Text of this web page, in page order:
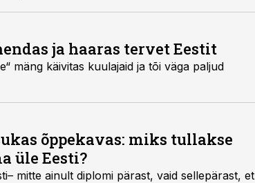
ja haaras tervet Eestit
mäng käivitas kuulajaid ja tõi väga paljud
õppekavas: miks tullakse
üle Eesti?
mitte ainult diplomi pärast, vaid sellepärast, et